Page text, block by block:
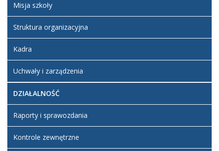
Misja szkoły
Struktura organizacyjna
Kadra
Uchwały i zarządzenia
DZIAŁALNOŚĆ
Raporty i sprawozdania
Kontrole zewnętrzne